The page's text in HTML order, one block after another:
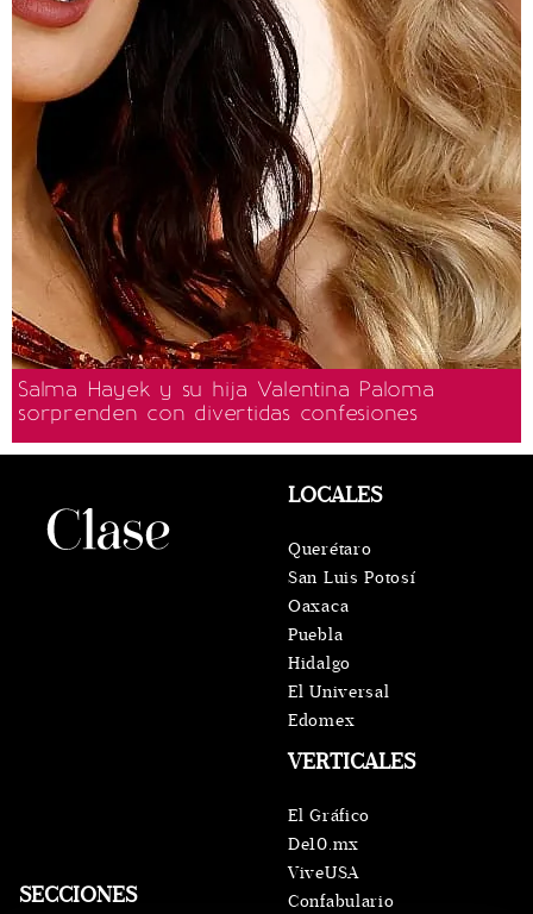
Salma Hayek y su hija Valentina Paloma
sorprenden con divertidas confesiones
SECCIONES
VERTICALES
El Gráfico
De10.mx
ViveUSA
Confabulario
LOCALES
Querétaro
San Luis Potosí
Oaxaca
Puebla
Hidalgo
El Universal
Edomex